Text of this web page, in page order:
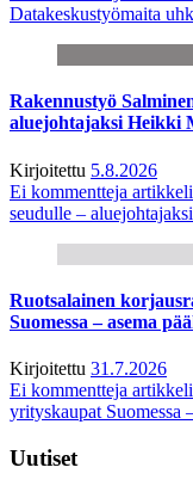
Datakeskustyömaita
Rakennustyö
aluejohtajaksi Heikki
Kirjoitettu 5.8.2026
Ei kommentteja
seudulle –
Ruotsalainen
Suomessa – asema
Kirjoitettu 31.7.2026
Ei kommentteja
yrityskaupat Suomessa
Uutiset